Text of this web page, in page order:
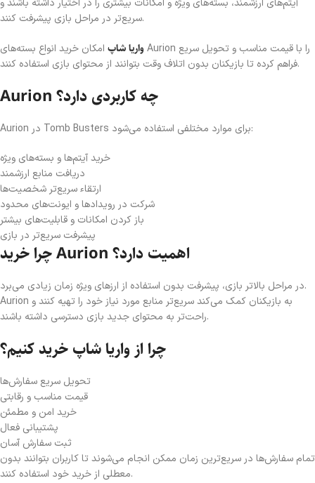
آیتم‌های ارزشمند، بسته‌های ویژه و امکانات بیشتری را در اختیار داشته باشند و
سریع‌تر در مراحل بازی پیشرفت کنند.
واریا شاپ امکان خرید انواع بسته‌های Aurion را با قیمت مناسب و تحویل سریع
فراهم کرده تا بازیکنان بدون اتلاف وقت بتوانند از محتوای بازی استفاده کنند.
Aurion چه کاربردی دارد؟
Aurion در Tomb Busters برای موارد مختلفی استفاده می‌شود:
خرید آیتم‌ها و بسته‌های ویژه
دریافت منابع ارزشمند
ارتقاء سریع‌تر شخصیت‌ها
شرکت در رویدادها و ایونت‌های محدود
باز کردن امکانات و قابلیت‌های بیشتر
پیشرفت سریع‌تر در بازی
چرا خرید Aurion اهمیت دارد؟
در مراحل بالاتر بازی، پیشرفت بدون استفاده از ارزهای ویژه زمان زیادی می‌برد.
Aurion به بازیکنان کمک می‌کند سریع‌تر منابع مورد نیاز خود را تهیه کنند و
راحت‌تر به محتوای جدید بازی دسترسی داشته باشند.
چرا از واریا شاپ خرید کنیم؟
تحویل سریع سفارش‌ها
قیمت مناسب و رقابتی
خرید امن و مطمئن
پشتیبانی فعال
ثبت سفارش آسان
تمام سفارش‌ها در سریع‌ترین زمان ممکن انجام می‌شوند تا کاربران بتوانند بدون
معطلی از خرید خود استفاده کنند.